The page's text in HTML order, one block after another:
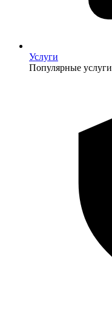
Услуги
Популярные услуги